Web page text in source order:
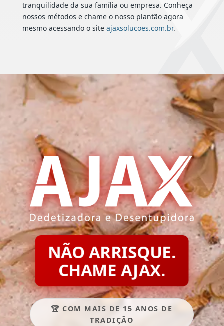
tranquilidade da sua família ou empresa. Conheça
nossos métodos e chame o nosso plantão agora
mesmo acessando o site ajaxsolucoes.com.br.
NÃO ARRISQUE.
CHAME AJAX.
🏆 COM MAIS DE 15 ANOS DE
TRADIÇÃO